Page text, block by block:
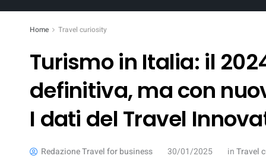
Home Travel curiosity
Turismo in Italia: il
definitiva, ma con
I dati del Travel
Redazione Travel for business 30/01/2025 inTravel